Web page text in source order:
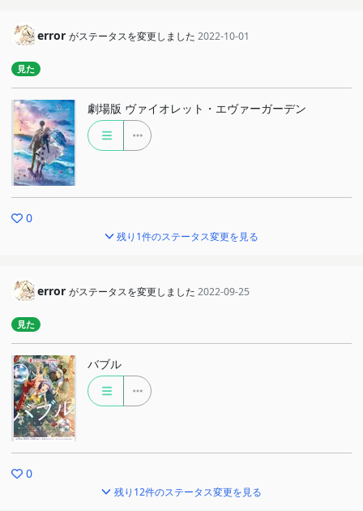
error がステータスを変更しました 2022-10-01
見た
劇場版 ヴァイオレット・エヴァーガーデン
0
残り1件のステータス変更を見る
error がステータスを変更しました 2022-09-25
見た
バブル
0
残り12件のステータス変更を見る